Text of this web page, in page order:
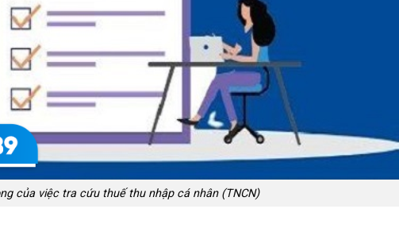
của việc tra cứu thuế thu nhập cá nhân (TNCN)